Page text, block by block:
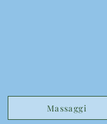
Massaggi